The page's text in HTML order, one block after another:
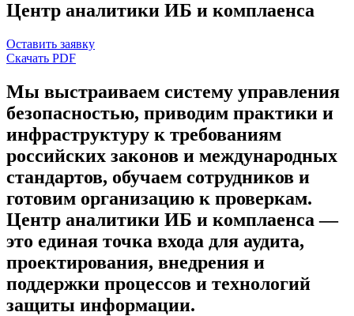
Центр аналитики ИБ и комплаенса
Оставить заявку
Скачать PDF
Мы выстраиваем систему управления
безопасностью, приводим практики и
инфраструктуру к требованиям
российских законов и международных
стандартов, обучаем сотрудников и
готовим организацию к проверкам.
Центр аналитики ИБ и комплаенса —
это единая точка входа для аудита,
проектирования, внедрения и
поддержки процессов и технологий
защиты информации.